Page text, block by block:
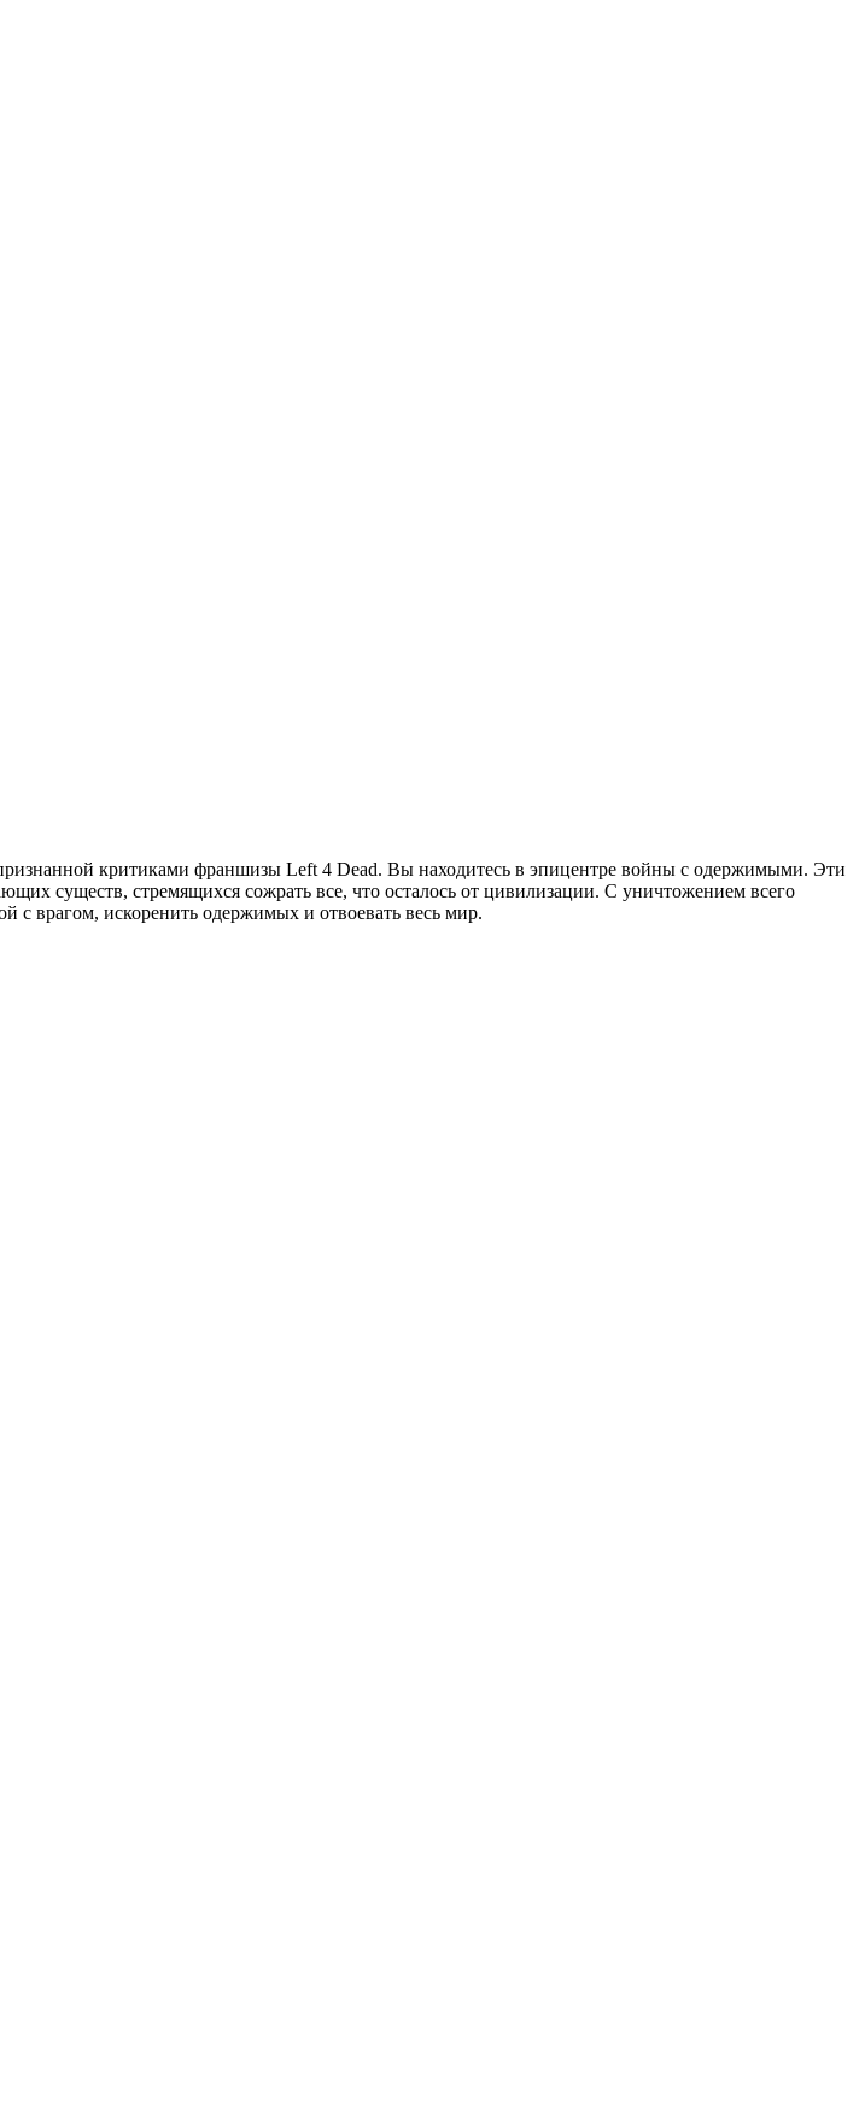
критиками франшизы Left 4 Dead. Вы находитесь в эпицентре войны с одержимыми. Эти
существ, стремящихся сожрать все, что осталось от цивилизации. С уничтожением всего
с врагом, искоренить одержимых и отвоевать весь мир.